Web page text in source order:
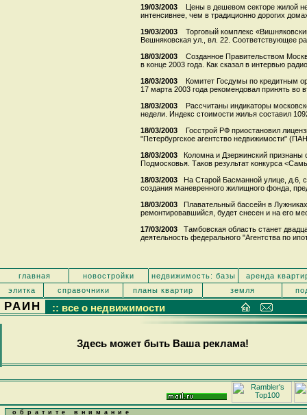
19/03/2003
Цены в дешевом секторе жилой
интенсивнее, чем в традиционно дорогих
19/03/2003
Торговый комплекс
Вешняковская ул., вл. 22. Соответствующее
18/03/2003
Созданное Правительством
в конце 2003 года. Как сказал в интервью
18/03/2003
Комитет Госдумы по кредитным
17 марта 2003 года рекомендовал принять во
18/03/2003
Рассчитаны индикаторы
недели. Индекс стоимости жилья составил
18/03/2003
Госстрой РФ приостановил
"Петербургское агентство недвижимости"
18/03/2003
Коломна и Дзержинский
Подмосковья. Таков результат конкурса
18/03/2003
На Старой Басманной улице, д.6,
создания маневренного жилищного фонда,
18/03/2003
Плавательный бассейн в
ремонтировавшийся, будет снесен и на его
17/03/2003
Тамбовская область станет
деятельность федерального "Агентства по
главная новостройки недвижимость: базы
аренда
элитка
справочники планы квартир земля
РАИН :: все о недвижимости
Здесь может быть Ваша реклама!
обратите внимание